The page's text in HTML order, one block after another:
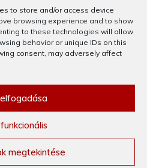
to store and/or access device
browsing experience and to show
to these technologies will allow
behavior or unique IDs on this
consent, may adversely affect
megtekintése
MINDEN JOG FENNTARTVA 2020
BYTEMPLATE SELL